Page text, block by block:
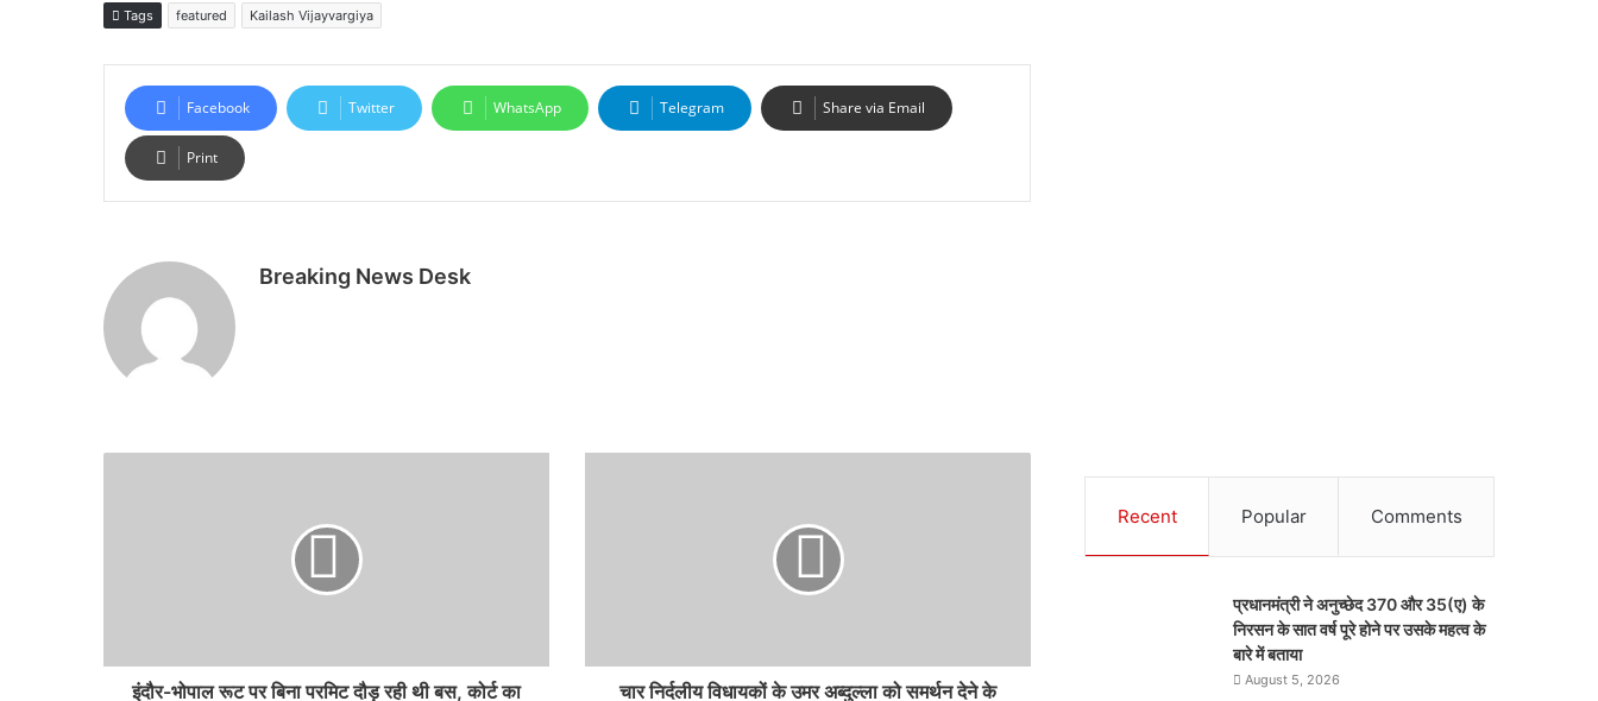
Tags featured Kailash Vijayvargiya
Facebook Twitter WhatsApp Telegram Share via Email
Print
Breaking News Desk
इंदौर-भोपाल रूट पर बिना परमिट दौड़ रही थी बस, कोर्ट का
चार निर्दलीय विधायकों के उमर अब्दुल्ला को समर्थन देने के
Recent Popular Comments
प्रधानमंत्री ने अनुच्छेद 370 और 35(ए) के
निरसन के सात वर्ष पूरे होने पर उसके महत्व के
बारे में बताया
August 5, 2026